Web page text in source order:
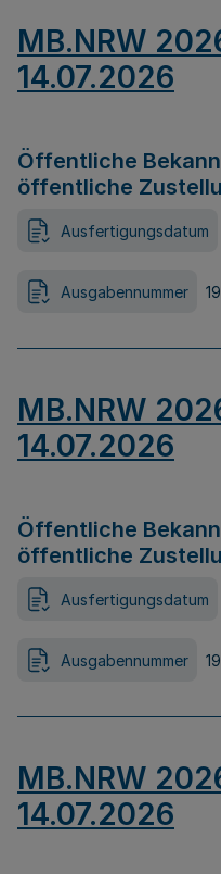
MB.NRW
14.07.2026
Öffentliche
öffentliche
Ausfertigungsdatum
Ausgabennummer
MB.NRW
14.07.2026
Öffentliche
öffentliche
Ausfertigungsdatum
Ausgabennummer
MB.NRW
14.07.2026